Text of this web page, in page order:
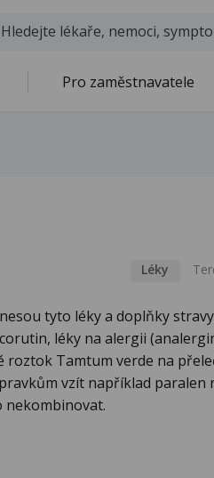
Pro zaměstnavatele
Léky
tyto léky a doplňky
léky na alergii
roztok Tamtum verde na
vzít například paralen
nekombinovat.